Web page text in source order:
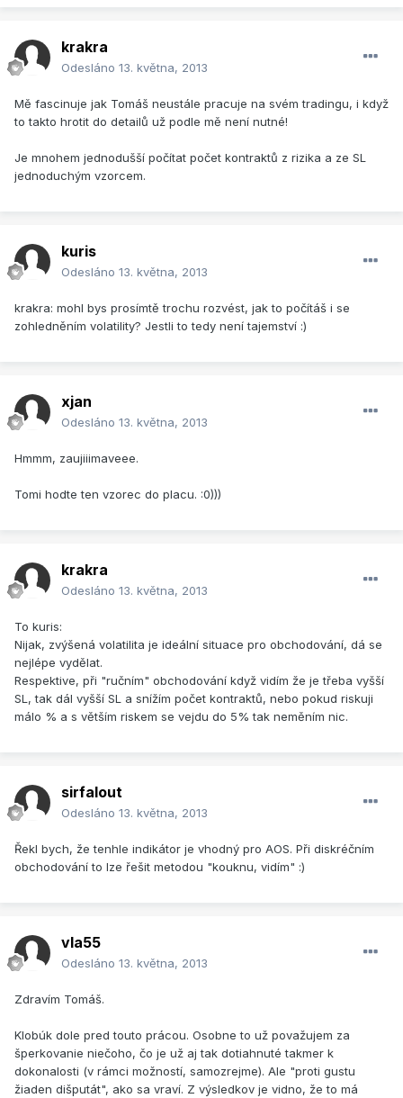
krakra
Odesláno 13. května, 2013
Mě fascinuje jak Tomáš neustále pracuje na svém tradingu, i když
to takto hrotit do detailů už podle mě není nutné!
Je mnohem jednodušší počítat počet kontraktů z rizika a ze SL
jednoduchým vzorcem.
kuris
Odesláno 13. května, 2013
krakra: mohl bys prosímtě trochu rozvést, jak to počítáš i se
zohledněním volatility? Jestli to tedy není tajemství :)
xjan
Odesláno 13. května, 2013
Hmmm, zaujiiimaveee.
Tomi hodte ten vzorec do placu. :0)))
krakra
Odesláno 13. května, 2013
To kuris:
Nijak, zvýšená volatilita je ideální situace pro obchodování, dá se
nejlépe vydělat.
Respektive, při "ručním" obchodování když vidím že je třeba vyšší
SL, tak dál vyšší SL a snížím počet kontraktů, nebo pokud riskuji
málo % a s větším riskem se vejdu do 5% tak neměním nic.
sirfalout
Odesláno 13. května, 2013
Řekl bych, že tenhle indikátor je vhodný pro AOS. Při diskréčním
obchodování to lze řešit metodou "kouknu, vidím" :)
vla55
Odesláno 13. května, 2013
Zdravím Tomáš.
Klobúk dole pred touto prácou. Osobne to už považujem za
šperkovanie niečoho, čo je už aj tak dotiahnuté takmer k
dokonalosti (v rámci možností, samozrejme). Ale "proti gustu
žiaden dišputát", ako sa vraví. Z výsledkov je vidno, že to má